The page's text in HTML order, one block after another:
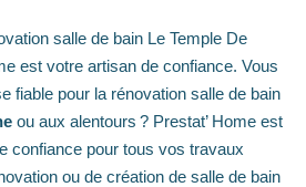
salle de bain Le Temple De
est votre artisan de confiance. Vous
fiable pour la rénovation salle de bain
ou aux alentours ? Prestat’ Home est
confiance pour tous vos travaux
ou de création de salle de bain